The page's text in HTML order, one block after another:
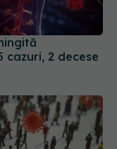
2 decese